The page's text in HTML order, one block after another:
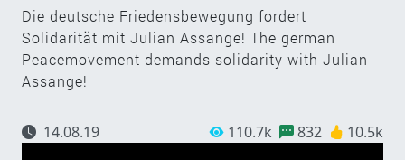
Die deutsche Friedensbewegung fordert
Solidarität mit Julian Assange! The german
Peacemovement demands solidarity with Julian
Assange!
14.08.19 110.7k 832 10.5k